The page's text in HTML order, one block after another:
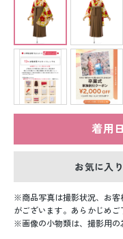
ジュニア洋装レンタル
ベビー洋装レンタル
紋付袴レンタル
男性礼装レンタル
スーツレンタル
色打掛&紋付袴レンタル
着用
お気に入
商品写真は撮影状況、お
がございます。あらかじめご
画像の小物類は、撮影用の